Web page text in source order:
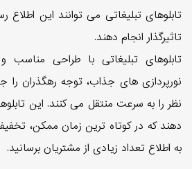
تابلوهای تبلیغاتی می توانند این
تاثیرگذار انجام دهند.
تابلوهای تبلیغاتی با طراحی
نورپردازی های جذاب، توجه رهگذران را
نظر را به سرعت منتقل می کنند. این
دهند که در کوتاه ترین زمان ممکن،
به اطلاع تعداد زیادی از مشتریان برسانید.